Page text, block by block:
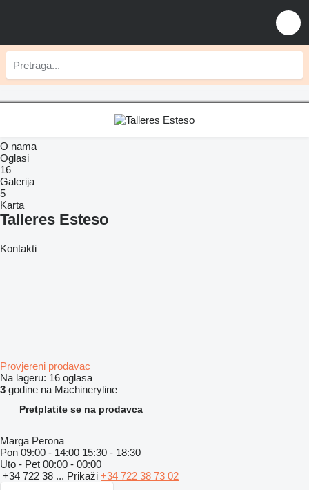
O nama
Oglasi
16
Galerija
5
Karta
Talleres Esteso
Kontakti
Provjereni prodavac
Na lageru: 16 oglasa
3 godine na Machineryline
Pretplatite se na prodavca
Marga Perona
Pon 09:00 - 14:00 15:30 - 18:30
Uto - Pet 00:00 - 00:00
+34 722 38 ... Prikaži +34 722 38 73 02